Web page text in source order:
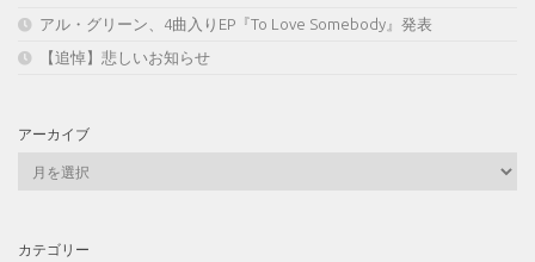
アル・グリーン、4曲入りEP『To Love Somebody』発表
【追悼】悲しいお知らせ
アーカイブ
ブ
カテゴリー